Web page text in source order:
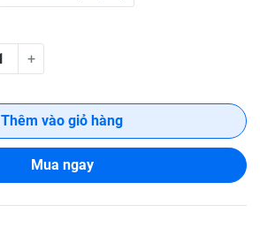
+
Thêm vào giỏ hàng
Mua ngay